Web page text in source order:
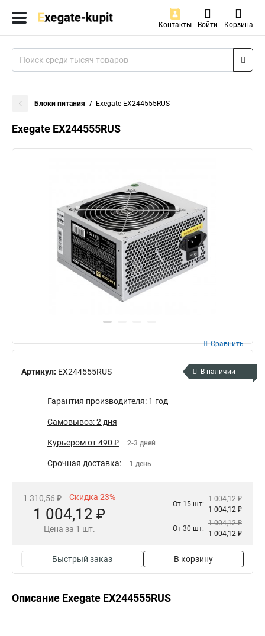
Контакты Войти Корзина
Блоки питания Exegate EX244555RUS
Exegate EX244555RUS
Артикул: EX244555RUS
Сравнить
В наличии
Гарантия производителя: 1 год
Самовывоз: 2 дня
Курьером от 490 ₽ 2-3 дней
Срочная доставка: 1 день
1 310,56 ₽ Скидка 23%
1 004,12 ₽
Цена за 1 шт.
От 15 шт:
1 004,12 ₽
1 004,12 ₽
От 30 шт:
1 004,12 ₽
1 004,12 ₽
Быстрый заказ В корзину
Описание Exegate EX244555RUS